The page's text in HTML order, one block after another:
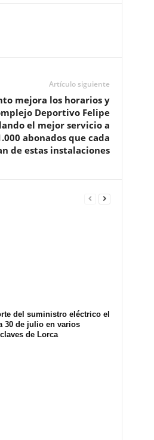
Artículo siguiente
mejora los horarios y
Deportivo Felipe
el mejor servicio a
abonados que cada
de estas instalaciones
del suministro eléctrico el
30 de julio en varios
de Lorca